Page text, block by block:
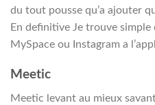
du tout pousse qu’a ajouter
En definitive Je trouve
MySpace ou Instagram a
Meetic
Meetic levant au mieux